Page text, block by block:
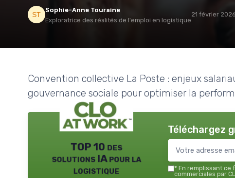
Sophie-Anne Touraine
Exploratrice des réalités de l'emploi en logistique
21 février 2026
Convention collective La Poste : enjeux
gouvernance sociale pour optimiser la
TOP 10 des
solutions IA pour la
logistique
Téléchargez
* En remplissant ce
commerciales par